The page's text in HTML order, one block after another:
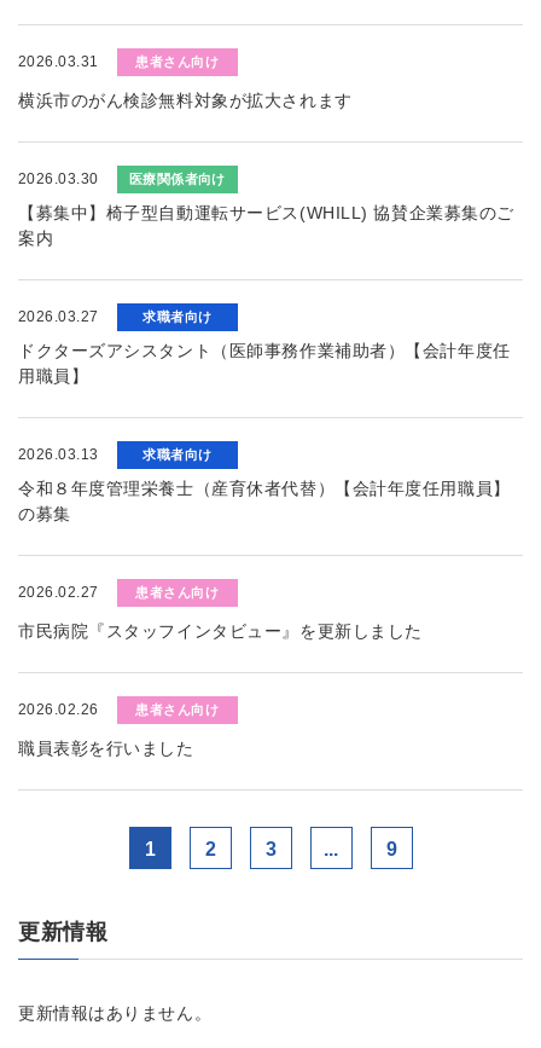
2026.03.31 患者さん向け
横浜市のがん検診無料対象が拡大されます
2026.03.30 医療関係者向け
【募集中】椅子型自動運転サービス(WHILL) 協賛企業募集のご
案内
2026.03.27 求職者向け
ドクターズアシスタント（医師事務作業補助者）【会計年度任
用職員】
2026.03.13 求職者向け
令和８年度管理栄養士（産育休者代替）【会計年度任用職員】
の募集
2026.02.27 患者さん向け
市民病院『スタッフインタビュー』を更新しました
2026.02.26 患者さん向け
職員表彰を行いました
1 2 3 ... 9
更新情報
更新情報はありません。